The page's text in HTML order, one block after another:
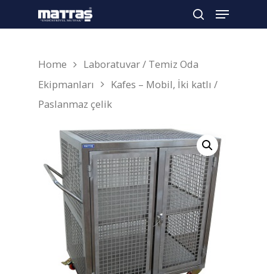
Arama yapmak için enter'a basın
Home
Laboratuvar / Temiz Oda
Ekipmanları
Kafes – Mobil, İki katlı /
Paslanmaz çelik